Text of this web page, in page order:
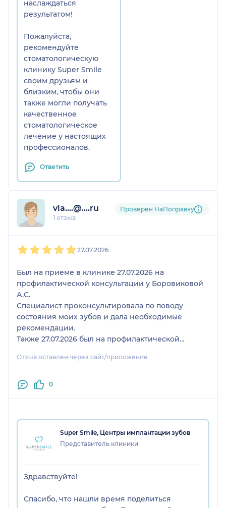
наслаждаться
результатом!
Пожалуйста,
рекомендуйте
стоматологическую
клинику Super Smile
своим друзьям и
близким, чтобы они
также могли получать
качественное
стоматологическое
лечение у настоящих
профессионалов.
Ответить
vla....@....ru
1 отзыв
Проверен НаПоправку
27.07.2026
Был на приеме в клинике 27.07.2026 на
профилактической консультации у Боровиковой
А.С.
Специалист проконсультировала по поводу
состояния моих зубов и дала необходимые
рекомендации.
Также 27.07.2026 был на профилактической
аккуратно провела процедура, похвалила за
Специалисты в данной клинике отзывчивые и
Отзыв оставлен через сайт/приложение
0
Super Smile, Центры имплантации зубов
Представитель клиники
Здравствуйте!
Спасибо, что нашли время поделиться